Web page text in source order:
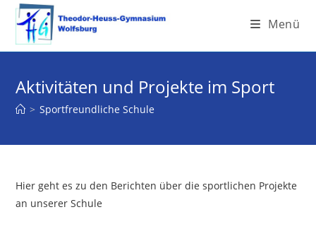
Menü
Aktivitäten und Projekte im Sport
> Sportfreundliche Schule
Hier geht es zu den Berichten über die sportlichen Projekte
an unserer Schule